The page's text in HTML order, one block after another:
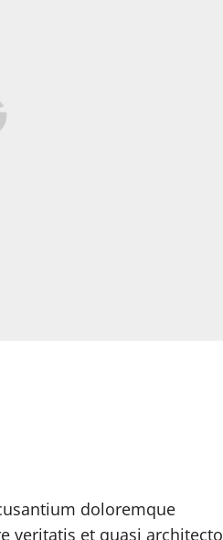
doloremque
veritatis et quasi architecto